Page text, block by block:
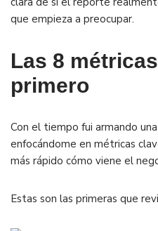
que empieza a preocupar.
Las 8
primero
Con el tiempo fui armando
enfocándome en métricas
más rápido cómo viene el
Estas son las primeras que